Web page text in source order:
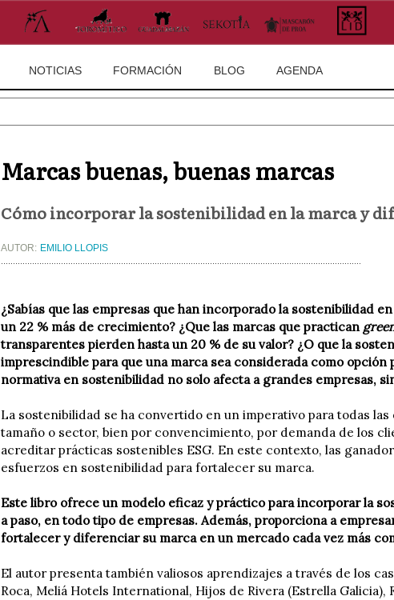
NOTICIAS FORMACIÓN BLOG AGENDA
Marcas buenas, buenas marcas
Cómo incorporar la sostenibilidad en la marca y
AUTOR: EMILIO LLOPIS
¿Sabías que las empresas que han incorporado la sostenibilidad
un 22 % más de crecimiento? ¿Que las marcas que practican
transparentes pierden hasta un 20 % de su valor? ¿O que la
imprescindible para que una marca sea considerada como opción
normativa en sostenibilidad no solo afecta a grandes empresas,
La sostenibilidad se ha convertido en un imperativo para todas
tamaño o sector, bien por convencimiento, por demanda de los
acreditar prácticas sostenibles ESG. En este contexto, las
esfuerzos en sostenibilidad para fortalecer su marca.
Este libro ofrece un modelo eficaz y práctico para incorporar la
a paso, en todo tipo de empresas. Además, proporciona a
fortalecer y diferenciar su marca en un mercado cada vez más
El autor presenta también valiosos aprendizajes a través de los
Roca, Meliá Hotels International, Hijos de Rivera (Estrella